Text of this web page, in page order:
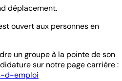
déplacement.
ouvert aux personnes en
un groupe à la pointe de son
sur notre page carrière :
d-emploi